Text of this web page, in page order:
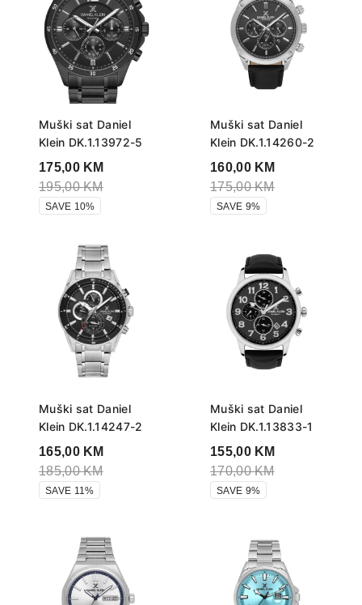
Muški sat Daniel
Klein DK.1.13972-5
175,00 KM
195,00KM
SAVE 10%
Muški sat Daniel
Klein DK.1.14260-2
160,00 KM
175,00KM
SAVE 9%
Muški sat Daniel
Klein DK.1.14247-2
165,00 KM
185,00KM
SAVE 11%
Muški sat Daniel
Klein DK.1.13833-1
155,00 KM
170,00KM
SAVE 9%